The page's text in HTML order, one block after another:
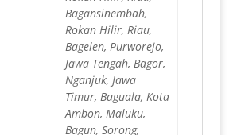
Bagansinembah,
Rokan Hilir, Riau,
Bagelen, Purworejo,
Jawa Tengah, Bagor,
Nganjuk, Jawa
Timur, Baguala, Kota
Ambon, Maluku,
Bagun, Sorong,